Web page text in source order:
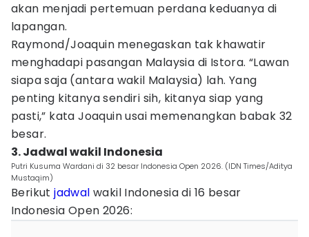
akan menjadi pertemuan perdana keduanya di
lapangan.
Raymond/Joaquin menegaskan tak khawatir
menghadapi pasangan Malaysia di Istora. “Lawan
siapa saja (antara wakil Malaysia) lah. Yang
penting kitanya sendiri sih, kitanya siap yang
pasti,” kata Joaquin usai memenangkan babak 32
besar.
3. Jadwal wakil Indonesia
Putri Kusuma Wardani di 32 besar Indonesia Open 2026. (IDN Times/Aditya
Mustaqim)
Berikutjadwal wakil Indonesia di 16 besar
Indonesia Open 2026: